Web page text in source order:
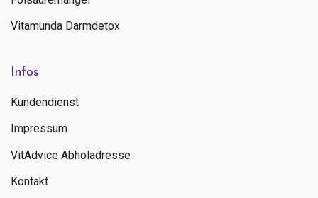
Vitamunda Darmdetox
Infos
Kundendienst
Impressum
VitAdvice Abholadresse
Kontakt